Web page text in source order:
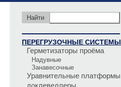
ПЕРЕГРУЗОЧНЫЕ СИСТЕМЫ
Герметизаторы проёма
Надувные
Занавесочные
Уравнительные платформы
доклевеллеры